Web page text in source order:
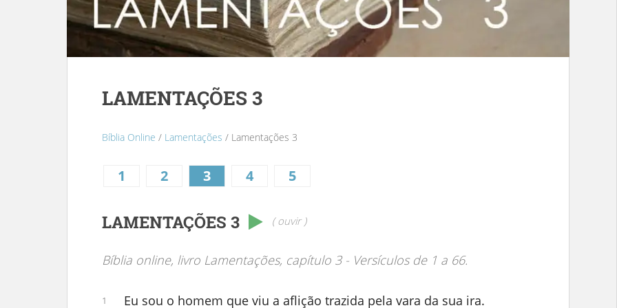
LAMENTAÇÕES 3
Bíblia Online / Lamentações / Lamentações 3
1 2 3 4 5
LAMENTAÇÕES 3 ( ouvir )
Bíblia online, livro Lamentações, capítulo 3 - Versículos de 1 a 66.
1 Eu sou o homem que viu a aflição trazida pela vara da sua ira.